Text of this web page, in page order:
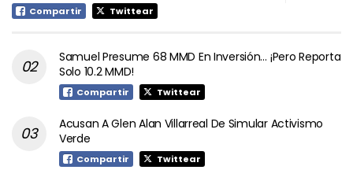
Compartir Twittear
Samuel Presume 68 MMD En Inversión… ¡Pero Reporta
Solo 10.2 MMD!
Compartir Twittear
Acusan A Glen Alan Villarreal De Simular Activismo
Verde
Compartir Twittear